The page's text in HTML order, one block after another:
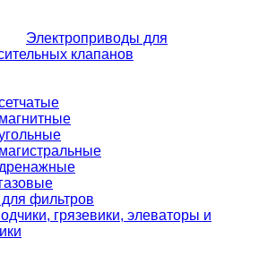
Электроприводы для
клапанов
фильтров
грязевики, элеваторы и